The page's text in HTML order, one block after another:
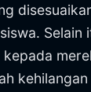
Selain